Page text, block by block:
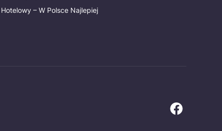
– W Polsce Najlepiej